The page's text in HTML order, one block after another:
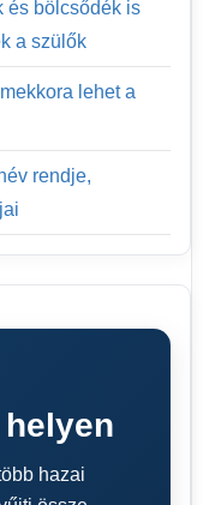
és bölcsődék is
a szülők
lehet a
rendje,
hazai